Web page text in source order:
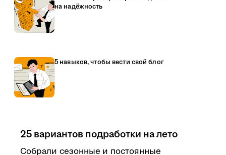
на надёжность
5 навыков, чтобы вести свой блог
25 вариантов подработки на лето
Собрали сезонные и постоянные